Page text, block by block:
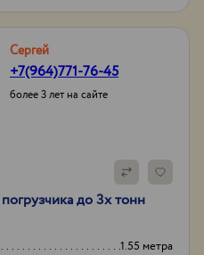
Сергей
+7(964)771-76-45
более 3 лет на сайте
до 3х тонн
1.55 метра